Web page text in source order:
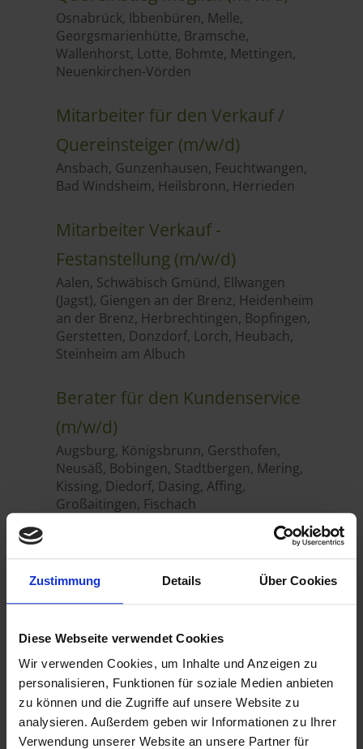
Zustimmung Details Über Cookies
Diese Webseite verwendet Cookies
Wir verwenden Cookies, um Inhalte und Anzeigen zu
personalisieren, Funktionen für soziale Medien anbieten
zu können und die Zugriffe auf unsere Website zu
analysieren. Außerdem geben wir Informationen zu Ihrer
Verwendung unserer Website an unsere Partner für